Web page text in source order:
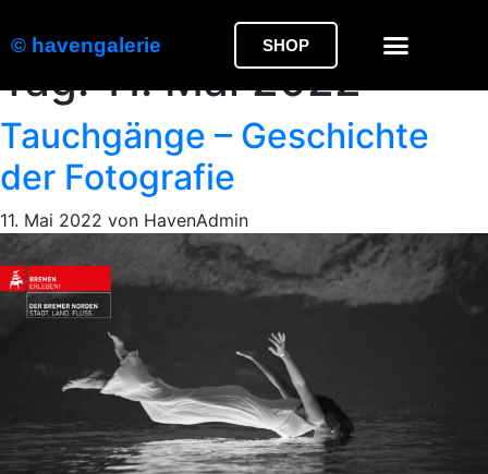
© havengalerie SHOP
Tag:11. Mai 2022
Tauchgänge – Geschichte
der Fotografie
11. Mai 2022 von HavenAdmin